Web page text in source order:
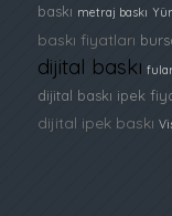
baskı metraj baskı
baskı fiyatları
dijital baskı
dijital baskı ipek
dijital ipek baskı